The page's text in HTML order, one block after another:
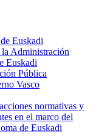
Euskadi
la Administración
Euskadi
Pública
Vasco
normativas y
en el marco del
de Euskadi